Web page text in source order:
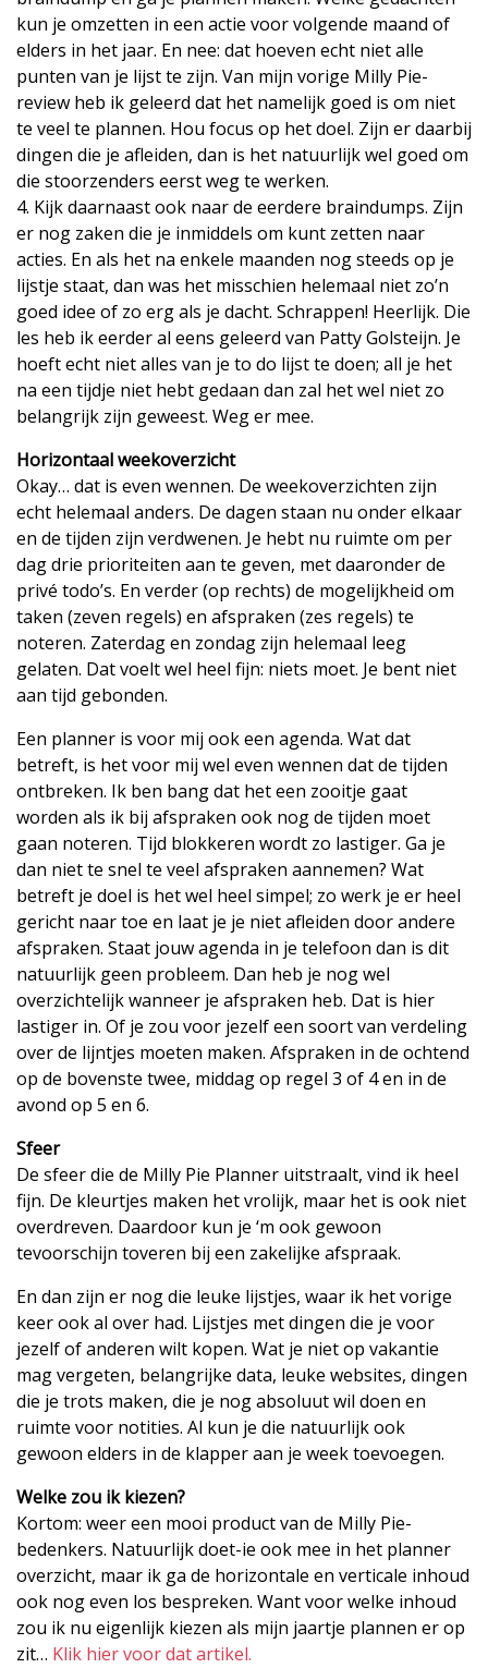
kun je omzetten in een actie voor volgende maand of
elders in het jaar. En nee: dat hoeven echt niet alle
punten van je lijst te zijn. Van mijn vorige Milly Pie-
review heb ik geleerd dat het namelijk goed is om niet
te veel te plannen. Hou focus op het doel. Zijn er daarbij
dingen die je afleiden, dan is het natuurlijk wel goed om
die stoorzenders eerst weg te werken.
4. Kijk daarnaast ook naar de eerdere braindumps. Zijn
er nog zaken die je inmiddels om kunt zetten naar
acties. En als het na enkele maanden nog steeds op je
lijstje staat, dan was het misschien helemaal niet zo’n
goed idee of zo erg als je dacht. Schrappen! Heerlijk. Die
les heb ik eerder al eens geleerd van Patty Golsteijn. Je
hoeft echt niet alles van je to do lijst te doen; all je het
na een tijdje niet hebt gedaan dan zal het wel niet zo
belangrijk zijn geweest. Weg er mee.
Horizontaal weekoverzicht
Okay… dat is even wennen. De weekoverzichten zijn
echt helemaal anders. De dagen staan nu onder elkaar
en de tijden zijn verdwenen. Je hebt nu ruimte om per
dag drie prioriteiten aan te geven, met daaronder de
privé todo’s. En verder (op rechts) de mogelijkheid om
taken (zeven regels) en afspraken (zes regels) te
noteren. Zaterdag en zondag zijn helemaal leeg
gelaten. Dat voelt wel heel fijn: niets moet. Je bent niet
aan tijd gebonden.
Een planner is voor mij ook een agenda. Wat dat
betreft, is het voor mij wel even wennen dat de tijden
ontbreken. Ik ben bang dat het een zooitje gaat
worden als ik bij afspraken ook nog de tijden moet
gaan noteren. Tijd blokkeren wordt zo lastiger. Ga je
dan niet te snel te veel afspraken aannemen? Wat
betreft je doel is het wel heel simpel; zo werk je er heel
gericht naar toe en laat je je niet afleiden door andere
afspraken. Staat jouw agenda in je telefoon dan is dit
natuurlijk geen probleem. Dan heb je nog wel
overzichtelijk wanneer je afspraken heb. Dat is hier
lastiger in. Of je zou voor jezelf een soort van verdeling
over de lijntjes moeten maken. Afspraken in de ochtend
op de bovenste twee, middag op regel 3 of 4 en in de
avond op 5 en 6.
Sfeer
De sfeer die de Milly Pie Planner uitstraalt, vind ik heel
fijn. De kleurtjes maken het vrolijk, maar het is ook niet
overdreven. Daardoor kun je ‘m ook gewoon
tevoorschijn toveren bij een zakelijke afspraak.
En dan zijn er nog die leuke lijstjes, waar ik het vorige
keer ook al over had. Lijstjes met dingen die je voor
jezelf of anderen wilt kopen. Wat je niet op vakantie
mag vergeten, belangrijke data, leuke websites, dingen
die je trots maken, die je nog absoluut wil doen en
ruimte voor notities. Al kun je die natuurlijk ook
gewoon elders in de klapper aan je week toevoegen.
Welke zou ik kiezen?
Kortom: weer een mooi product van de Milly Pie-
bedenkers. Natuurlijk doet-ie ook mee in het planner
overzicht, maar ik ga de horizontale en verticale inhoud
ook nog even los bespreken. Want voor welke inhoud
zou ik nu eigenlijk kiezen als mijn jaartje plannen er op
zit… Klik hier voor dat artikel.